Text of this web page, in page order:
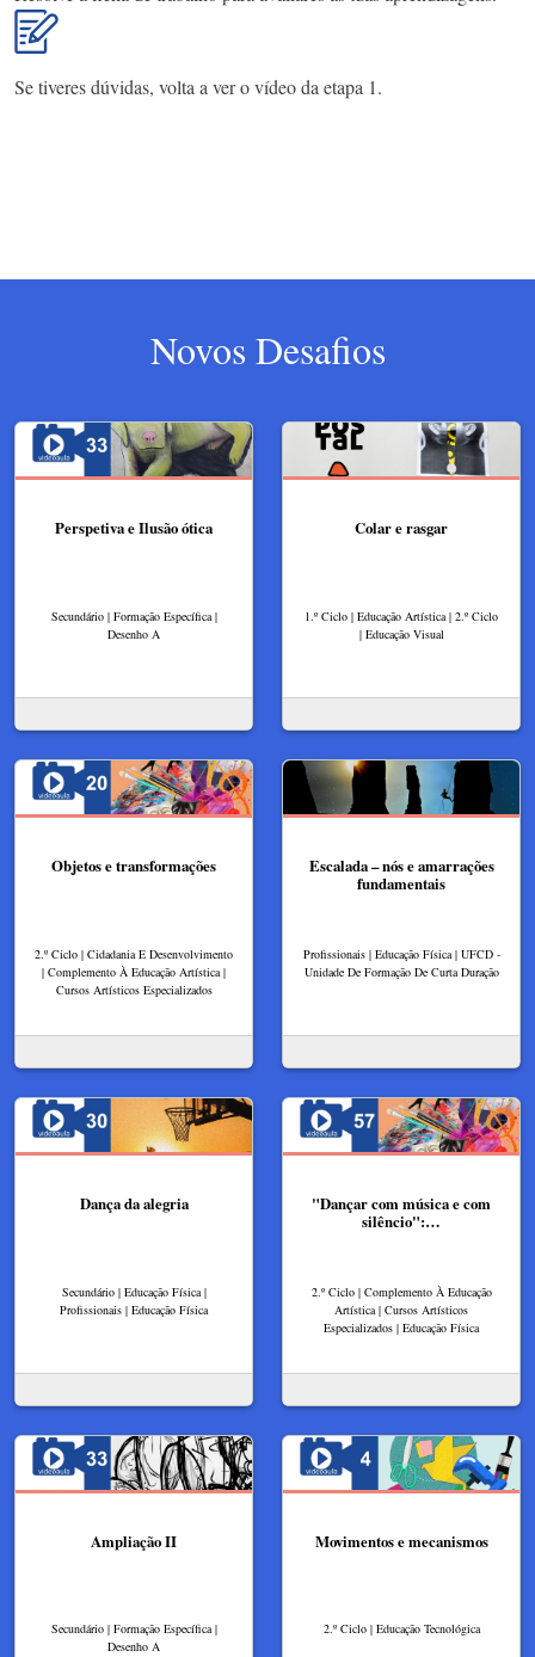
Se tiveres dúvidas, volta a ver o vídeo da etapa 1.
Novos Desafios
Perspetiva e Ilusão ótica
Secundário | Formação Específica |
Desenho A
Colar e rasgar
1.º Ciclo | Educação Artística | 2.º Ciclo
| Educação Visual
Objetos e transformações
2.º Ciclo | Cidadania E Desenvolvimento
| Complemento À Educação Artística |
Cursos Artísticos Especializados
Escalada – nós e amarrações
fundamentais
Profissionais | Educação Física | UFCD -
Unidade De Formação De Curta Duração
Dança da alegria
Secundário | Educação Física |
Profissionais | Educação Física
"Dançar com música e com
silêncio":…
2.º Ciclo | Complemento À Educação
Artística | Cursos Artísticos
Especializados | Educação Física
Ampliação II
Secundário | Formação Específica |
Desenho A
Movimentos e mecanismos
2.º Ciclo | Educação Tecnológica